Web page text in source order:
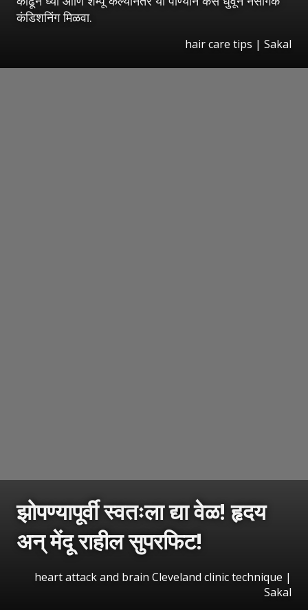
कंडिशनिंग मिळवा.
hair care tips | Sakal
झोपण्यापूर्वी स्वतःला द्या वेळ! हृदय
अन् मेंदू राहील सुपरफिट!
heart attack and brain Cleveland clinic technique |
Sakal